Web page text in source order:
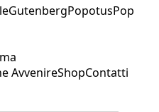
GutenbergPopotusPop
AvvenireShopContatti